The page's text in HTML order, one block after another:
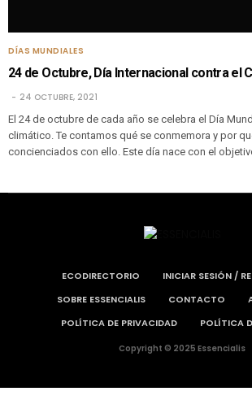
DÍAS MUNDIALES
24 de Octubre, Día Internacional contra el
24 OCTUBRE, 2021
El 24 de octubre de cada año se celebra el Día
climático. Te contamos qué se conmemora y por
concienciados con ello. Este día nace con el
ECODIRECTORIO
INICIAR SESIÓN /
SOBRE ESSENCIALIS
CONTACTO
POLÍTICA DE PRIVACIDAD
POLÍTICA
Copyright © 2025 Essencialis